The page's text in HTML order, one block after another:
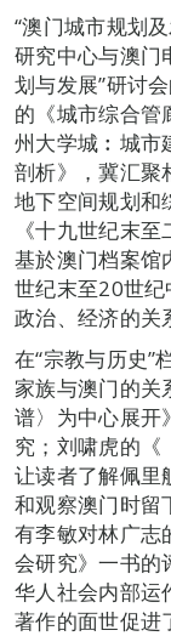
“澳门城市规划
研究中心与澳门
划与发展”研讨
的《城市综合管
州大学城︰城市
剖析》，冀汇聚
地下空间规划和
《十九世纪末
基於澳门档案馆
世纪末至20世
政治、经济的关
在“宗教与历史”
家族与澳门的
谱〉为中心展开
究；刘啸虎的《
让读者了解佩里
和观察澳门时留
有李敏对林广志
会研究》一书的
华人社会内部运
著作的面世促进